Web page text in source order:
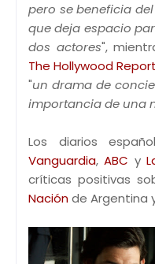
pero se beneficia
que deja espacio
dos actores",
The Hollywood
"un drama de
importancia de una
Los diarios
Vanguardia,ABC y
críticas positivas
Naciónde Argentina